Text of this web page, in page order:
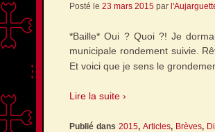
Posté le23 mars 2015 par
*Baille* Oui ? Quoi ?! Je
municipale rondement suivie.
Et voici que je sens le
Lire la suite ›
Publié dans2015,Articles, Brèves,